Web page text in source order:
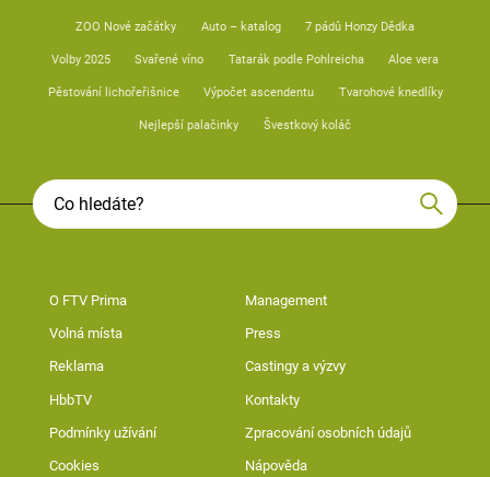
ZOO Nové začátky Auto – katalog 7 pádů Honzy Dědka
Volby 2025 Svařené víno Tatarák podle Pohlreicha Aloe vera
Pěstování lichořeřišnice Výpočet ascendentu Tvarohové knedlíky
Nejlepší palačinky Švestkový koláč
O FTV Prima Management
Volná místa Press
Reklama Castingy a výzvy
HbbTV Kontakty
Podmínky užívání Zpracování osobních údajů
Cookies Nápověda